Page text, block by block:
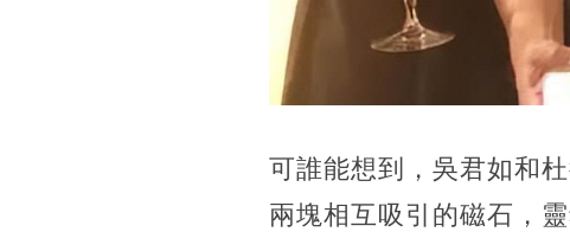
可誰能想到，吳君如和
兩塊相互吸引的磁石，